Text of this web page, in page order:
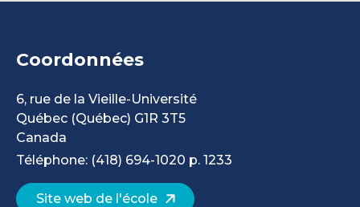
Coordonnées
6, rue de la Vieille-Université
Québec (Québec) G1R 3T5
Canada
Téléphone: (418) 694-1020 p. 1233
Site web de l'école